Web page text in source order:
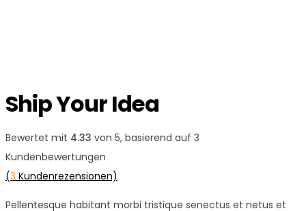
Ship Your Idea
Bewertet mit 4.33 von 5, basierend auf 3
Kundenbewertungen
(3 Kundenrezensionen)
Pellentesque habitant morbi tristique senectus et netus et